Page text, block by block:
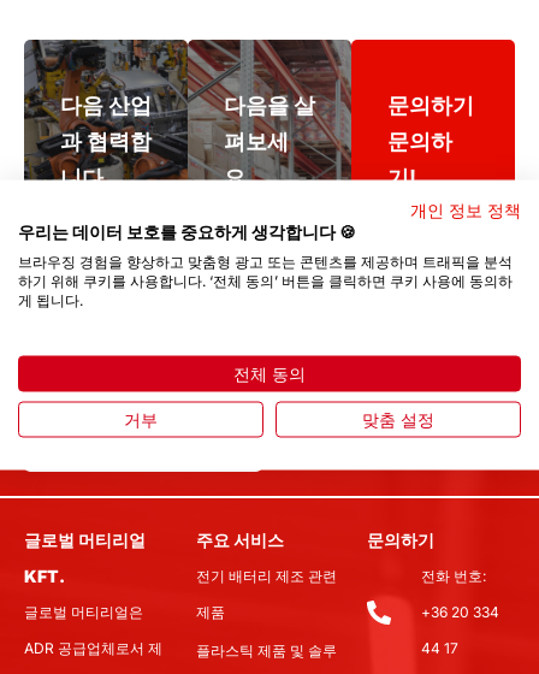
다음 산업
과 협력합
니다.
참조
다음을 살
펴보세
요.
품!
제품 보기
문의하기
문의하
기!
자세한 내
용은 문의
제조와 혁신의
글로벌 머티리얼
KFT.
글로벌 머티리얼은
ADR 공급업체로서 제
주요 서비스
전기 배터리 제조 관련
제품
플라스틱 제품 및 솔루
문의하기
전화 번호:
+36 20 334
44 17
개인 정보 정책
우리는 데이터 보호를 중요하게 생각합니다 🍪
브라우징 경험을 향상하고 맞춤형 광고 또는 콘텐츠를 제공하며 트래픽을 분석
하기 위해 쿠키를 사용합니다. ‘전체 동의’ 버튼을 클릭하면 쿠키 사용에 동의하
게 됩니다.
전체 동의
거부 맞춤 설정